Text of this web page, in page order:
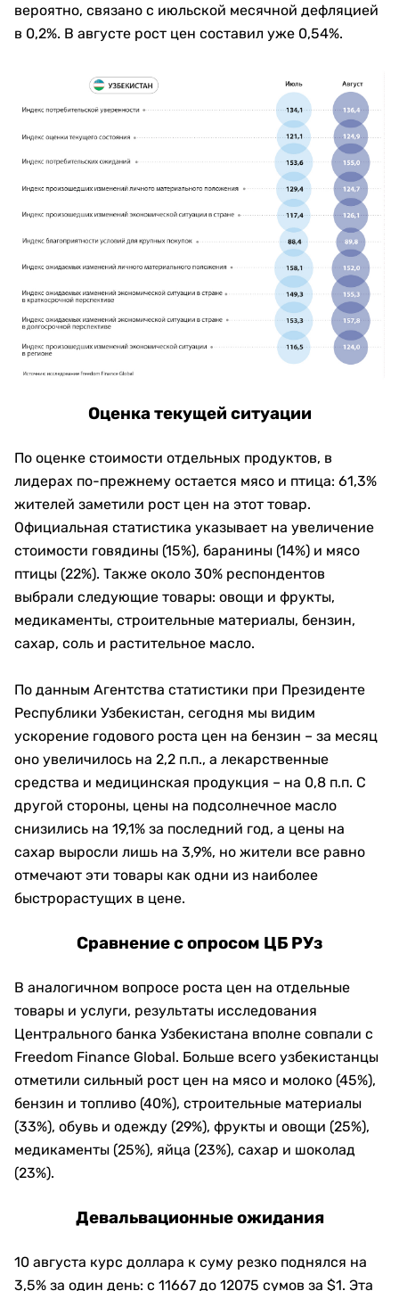
вероятно, связано с июльской месячной дефляцией
в 0,2%. В августе рост цен составил уже 0,54%.
Оценка текущей ситуации
По оценке стоимости отдельных продуктов, в
лидерах по-прежнему остается мясо и птица: 61,3%
жителей заметили рост цен на этот товар.
Официальная статистика указывает на увеличение
стоимости говядины (15%), баранины (14%) и мясо
птицы (22%). Также около 30% респондентов
выбрали следующие товары: овощи и фрукты,
медикаменты, строительные материалы, бензин,
сахар, соль и растительное масло.
По данным Агентства статистики при Президенте
Республики Узбекистан, сегодня мы видим
ускорение годового роста цен на бензин – за месяц
оно увеличилось на 2,2 п.п., а лекарственные
средства и медицинская продукция – на 0,8 п.п. С
другой стороны, цены на подсолнечное масло
снизились на 19,1% за последний год, а цены на
сахар выросли лишь на 3,9%, но жители все равно
отмечают эти товары как одни из наиболее
быстрорастущих в цене.
Сравнение с опросом ЦБ РУз
В аналогичном вопросе роста цен на отдельные
товары и услуги, результаты исследования
Центрального банка Узбекистана вполне совпали с
Freedom Finance Global. Больше всего узбекистанцы
отметили сильный рост цен на мясо и молоко (45%),
бензин и топливо (40%), строительные материалы
(33%), обувь и одежду (29%), фрукты и овощи (25%),
медикаменты (25%), яйца (23%), сахар и шоколад
(23%).
Девальвационные ожидания
10 августа курс доллара к суму резко поднялся на
3,5% за один день: с 11667 до 12075 сумов за $1. Эта